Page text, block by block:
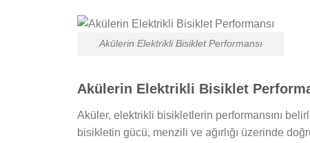
Akülerin Elektrikli Bisiklet Performansı
Akülerin Elektrikli Bisiklet
Aküler, elektrikli bisikletlerin performansını
bisikletin gücü, menzili ve ağırlığı üzerinde